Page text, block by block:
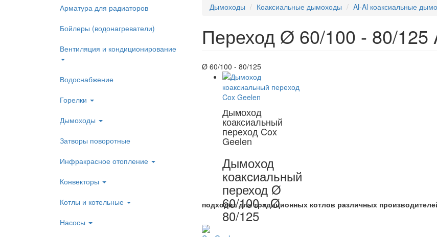
Арматура для радиаторов
Бойлеры (водонагреватели)
Вентиляция и кондиционирование
Водоснабжение
Горелки
Дымоходы
Затворы поворотные
Инфракрасное отопление
Конвекторы
Котлы и котельные
Насосы
Дымоходы Коаксиальные дымоходы Al-Al коаксиальные
Переход Ø 60/100 - 80/125
Ø 60/100 - 80/125
Дымоход
коаксиальный
переход Cox
Geelen
Дымоход
коаксиальный
переход Ø
60/100 - Ø
80/125
подходит для традиционных котлов различных